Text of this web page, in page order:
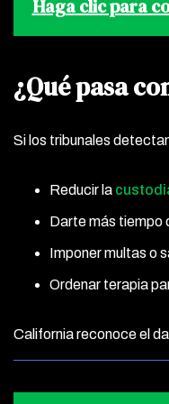
Haga clic para
¿Qué pasa
Si los tribunales
Reducir la
Darte más tiempo
Imponer multas o
Ordenar terapia
California reconoce el